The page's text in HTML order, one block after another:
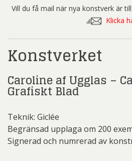
Vill du få mail när nya konstverk är
Klicka
Konstverket
Caroline af Ugglas –
Grafiskt Blad
Teknik: Giclée
Begränsad upplaga om 200
Signerad och numrerad av